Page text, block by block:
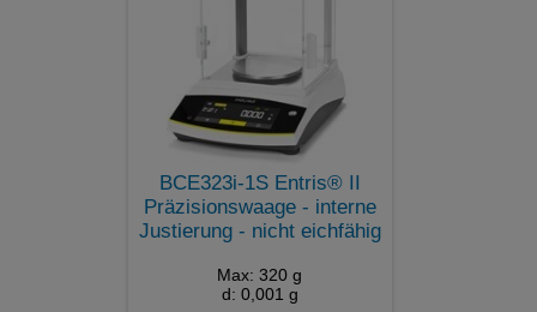
BCE323i-1S Entris® II
Präzisionswaage - interne
Justierung - nicht eichfähig
Max: 320 g
d: 0,001 g